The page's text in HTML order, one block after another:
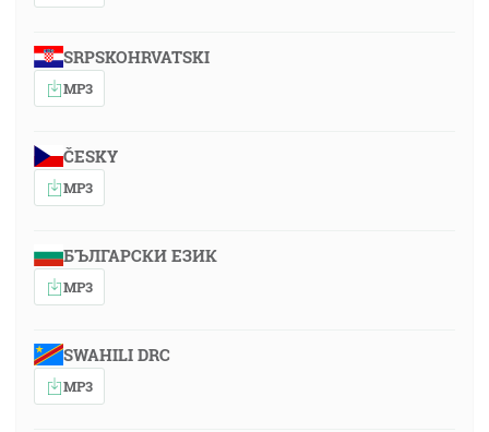
SRPSKOHRVATSKI
MP3
ČESKY
MP3
БЪЛГАРСКИ ЕЗИК
MP3
SWAHILI DRC
MP3